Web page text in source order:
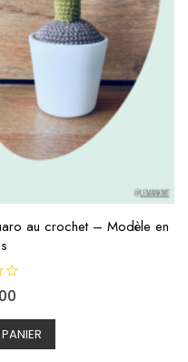
au crochet – Modèle en